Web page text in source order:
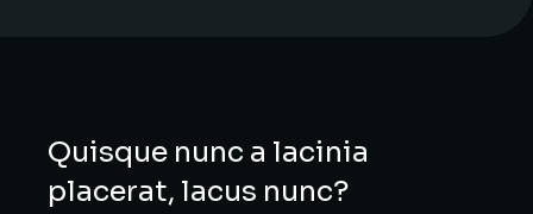
Quisque nunc a lacinia
placerat, lacus nunc?